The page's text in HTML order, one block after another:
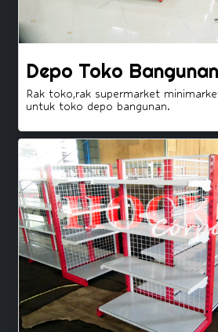
Depo Toko Bangunan
Rak toko,rak supermarket
untuk toko depo bangunan.